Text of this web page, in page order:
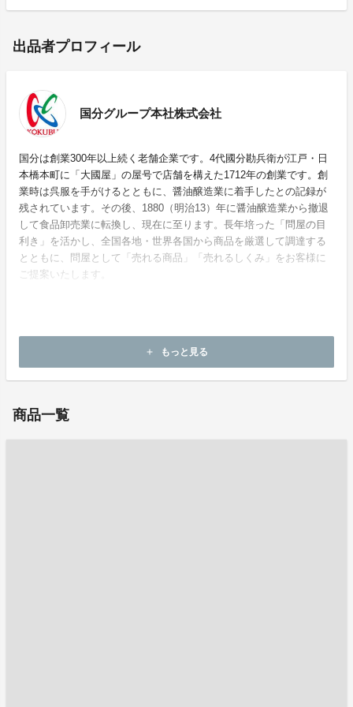
出品者プロフィール
国分グループ本社株式会社
国分は創業300年以上続く老舗企業です。4代國分勘兵衛が江戸・日
本橋本町に「大國屋」の屋号で店舗を構えた1712年の創業です。創
業時は呉服を手がけるとともに、醤油醸造業に着手したとの記録が
残されています。その後、1880（明治13）年に醤油醸造業から撤退
して食品卸売業に転換し、現在に至ります。長年培った「問屋の目
利き」を活かし、全国各地・世界各国から商品を厳選して調達する
とともに、問屋として「売れる商品」「売れるしくみ」をお客様に
ご提案いたします。
add もっと見る
商品一覧